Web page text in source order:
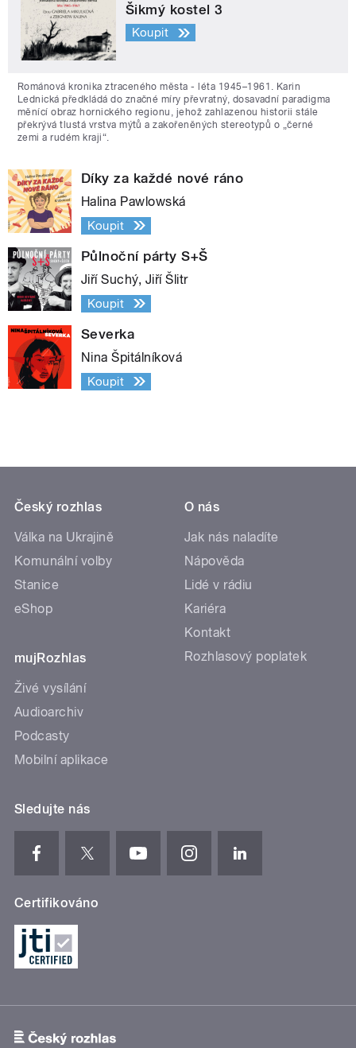
Šikmý kostel 3
Koupit
Románová kronika ztraceného města - léta 1945–1961. Karin
Lednická předkládá do značné míry převratný, dosavadní paradigma
měnící obraz hornického regionu, jehož zahlazenou historii stále
překrývá tlustá vrstva mýtů a zakořeněných stereotypů o „černé
zemi a rudém kraji“.
Díky za každé nové ráno
Halina Pawlowská
Koupit
Půlnoční párty S+Š
Jiří Suchý, Jiří Šlitr
Koupit
Severka
Nina Špitálníková
Koupit
Český rozhlas
Válka na Ukrajině
Komunální volby
Stanice
eShop
mujRozhlas
Živé vysílání
Audioarchiv
Podcasty
Mobilní aplikace
O nás
Jak nás naladíte
Nápověda
Lidé v rádiu
Kariéra
Kontakt
Rozhlasový poplatek
Sledujte nás
Certifikováno